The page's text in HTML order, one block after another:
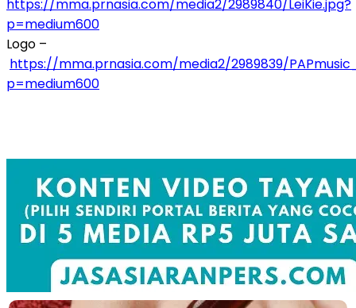
https://mma.prnasia.com/media2/2989840/LeiKie.jpg?
p=medium600
Logo –
https://mma.prnasia.com/media2/2989839/
p=medium600